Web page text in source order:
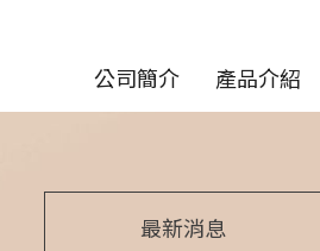
公司簡介 產品介紹
最新消息